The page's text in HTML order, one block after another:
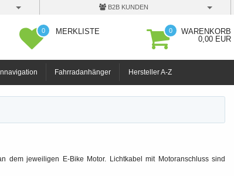
B2B KUNDEN
0 MERKLISTE 0
WARENKORB
0,00 EUR
Fahrradanhänger Hersteller A-Z
dem jeweiligen E-Bike Motor. Lichtkabel mit Motoranschluss sind